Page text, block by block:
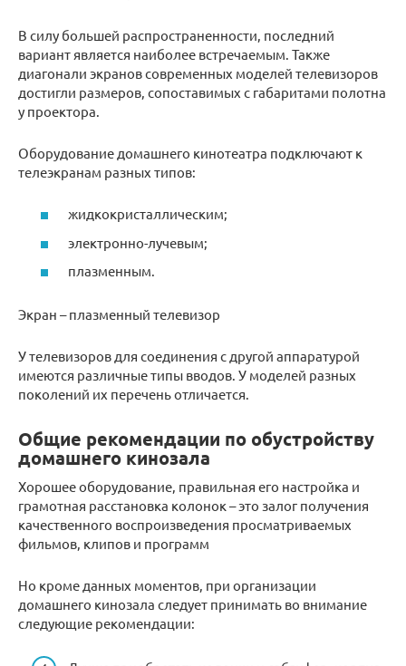
В силу большей распространенности, последний
вариант является наиболее встречаемым. Также
диагонали экранов современных моделей телевизоров
достигли размеров, сопоставимых с габаритами полотна
у проектора.
Оборудование домашнего кинотеатра подключают к
телеэкранам разных типов:
жидкокристаллическим;
электронно-лучевым;
плазменным.
Экран – плазменный телевизор
У телевизоров для соединения с другой аппаратурой
имеются различные типы вводов. У моделей разных
поколений их перечень отличается.
Общие рекомендации по обустройству
домашнего кинозала
Хорошее оборудование, правильная его настройка и
грамотная расстановка колонок – это залог получения
качественного воспроизведения просматриваемых
фильмов, клипов и программ
Но кроме данных моментов, при организации
домашнего кинозала следует принимать во внимание
следующие рекомендации: